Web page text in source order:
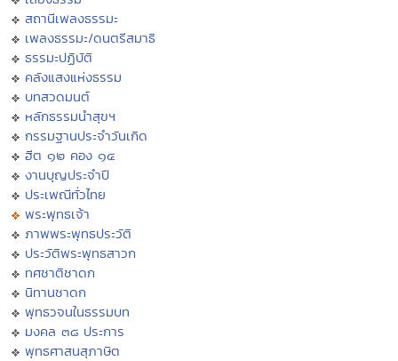
สถานีเพลงธรรมะ
เพลงธรรมะ/ดนตรีสมาธิ
ธรรมะปฏิบัติ
คลังแสงแห่งธรรม
บทสวดมนต์
หลักธรรมนำสุขฯ
กรรมฐานประจำวันเกิด
ฮีต ๑๒ คอง ๑๔
งานบุญประจำปี
ประเพณีทั่วไทย
พระพุทธเจ้า
ภาพพระพุทธประวัติ
ประวัติพระพุทธสาวก
ทศชาติชาดก
นิทานชาดก
พุทธวจนในธรรมบท
มงคล ๓๘ ประการ
พุทธศาสนสุภาษิต